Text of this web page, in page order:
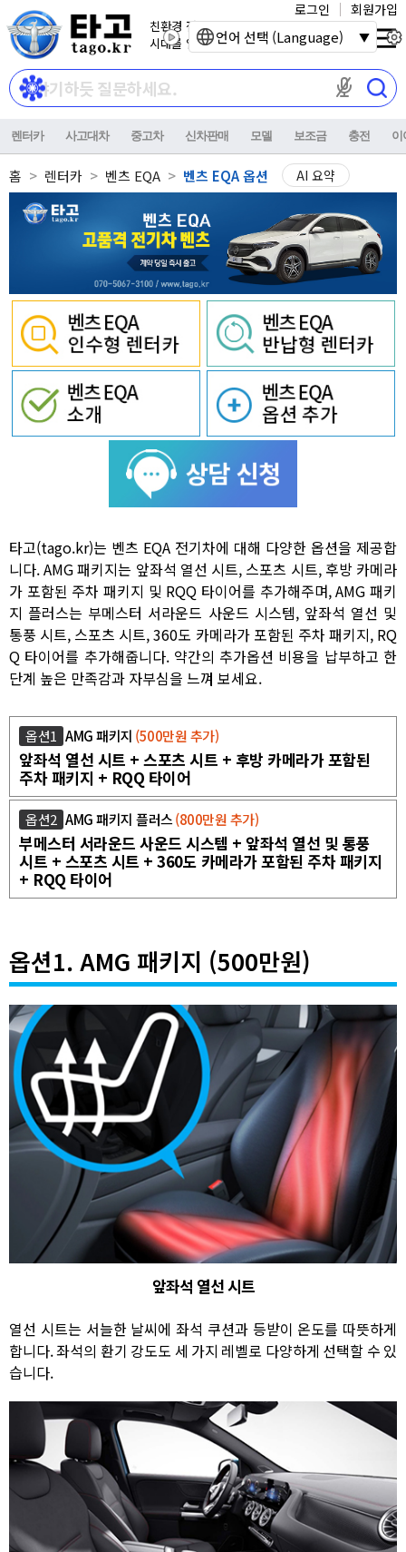
친환경 전기자동차
시대를 열어갑니다.
마이크 권한이
로그인 회원가입
렌터카 사고대차 중고차 신차판매 모델 보조금 충전 이
홈 렌터카 벤츠 EQA 벤츠 EQA 옵션 AI 요약
타고(tago.kr)는 벤츠 EQA 전기차에 대해 다양한 옵션을 제공합
니다. AMG 패키지는 앞좌석 열선 시트, 스포츠 시트, 후방 카메라
가 포함된 주차 패키지 및 RQQ 타이어를 추가해주며, AMG 패키
지 플러스는 부메스터 서라운드 사운드 시스템, 앞좌석 열선 및
통풍 시트, 스포츠 시트, 360도 카메라가 포함된 주차 패키지, RQ
Q 타이어를 추가해줍니다. 약간의 추가옵션 비용을 납부하고 한
단계 높은 만족감과 자부심을 느껴 보세요.
옵션1 AMG 패키지 (500만원 추가)
앞좌석 열선 시트 + 스포츠 시트 + 후방 카메라가 포함된
주차 패키지 + RQQ 타이어
옵션2 AMG 패키지 플러스(800만원 추가)
부메스터 서라운드 사운드 시스템 + 앞좌석 열선 및 통풍
시트 + 스포츠 시트 + 360도 카메라가 포함된 주차 패키지
+ RQQ 타이어
옵션1. AMG 패키지 (500만원)
앞좌석 열선 시트
열선 시트는 서늘한 날씨에 좌석 쿠션과 등받이 온도를 따뜻하게
합니다. 좌석의 환기 강도도 세 가지 레벨로 다양하게 선택할 수 있
습니다.
언어 선택 (Language)